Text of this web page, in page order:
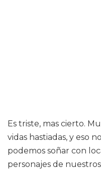
Es triste, mas cierto.
vidas hastiadas, y eso
podemos soñar con
personajes de